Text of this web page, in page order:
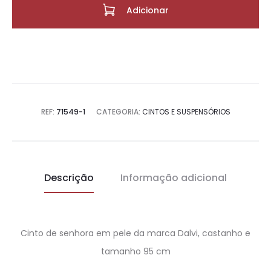
Adicionar
REF: 71549-1 CATEGORIA: CINTOS E SUSPENSÓRIOS
Descrição Informação adicional
Cinto de senhora em pele da marca Dalvi, castanho e
tamanho 95 cm